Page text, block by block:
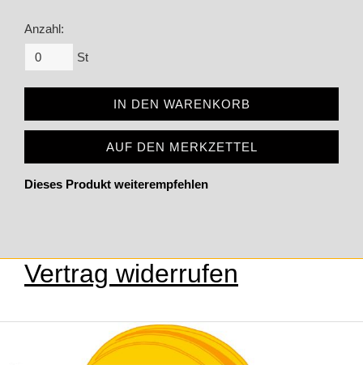
Anzahl:
St
IN DEN WARENKORB
AUF DEN MERKZETTEL
Dieses Produkt weiterempfehlen
Vertrag widerrufen